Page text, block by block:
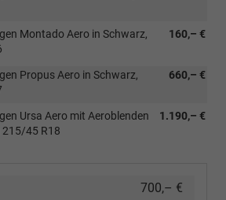
160,– €
Montado Aero in Schwarz,
660,– €
Propus Aero in Schwarz,
1.190,– €
Ursa Aero mit Aeroblenden
215/45 R18
700,– €